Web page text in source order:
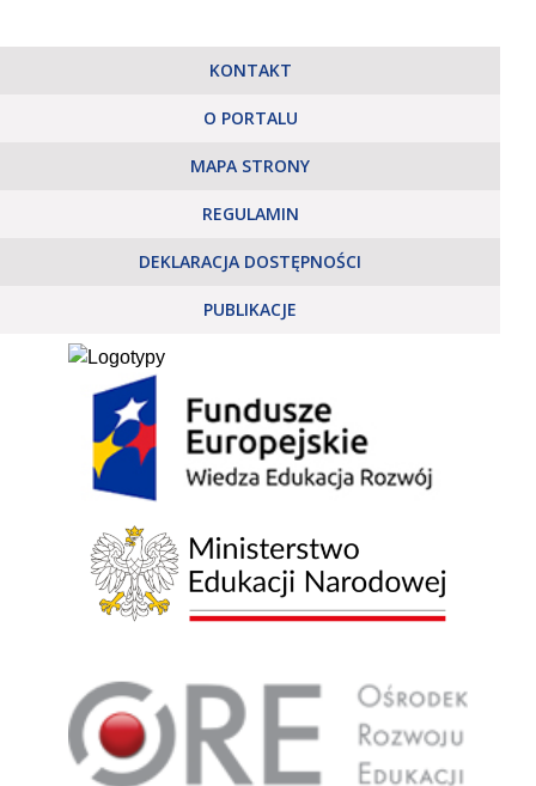
KONTAKT
O PORTALU
MAPA STRONY
REGULAMIN
DEKLARACJA DOSTĘPNOŚCI
PUBLIKACJE